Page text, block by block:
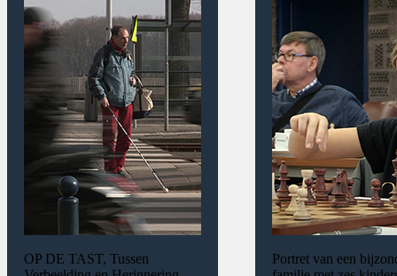
OP DE TAST, Tussen
Portret van een